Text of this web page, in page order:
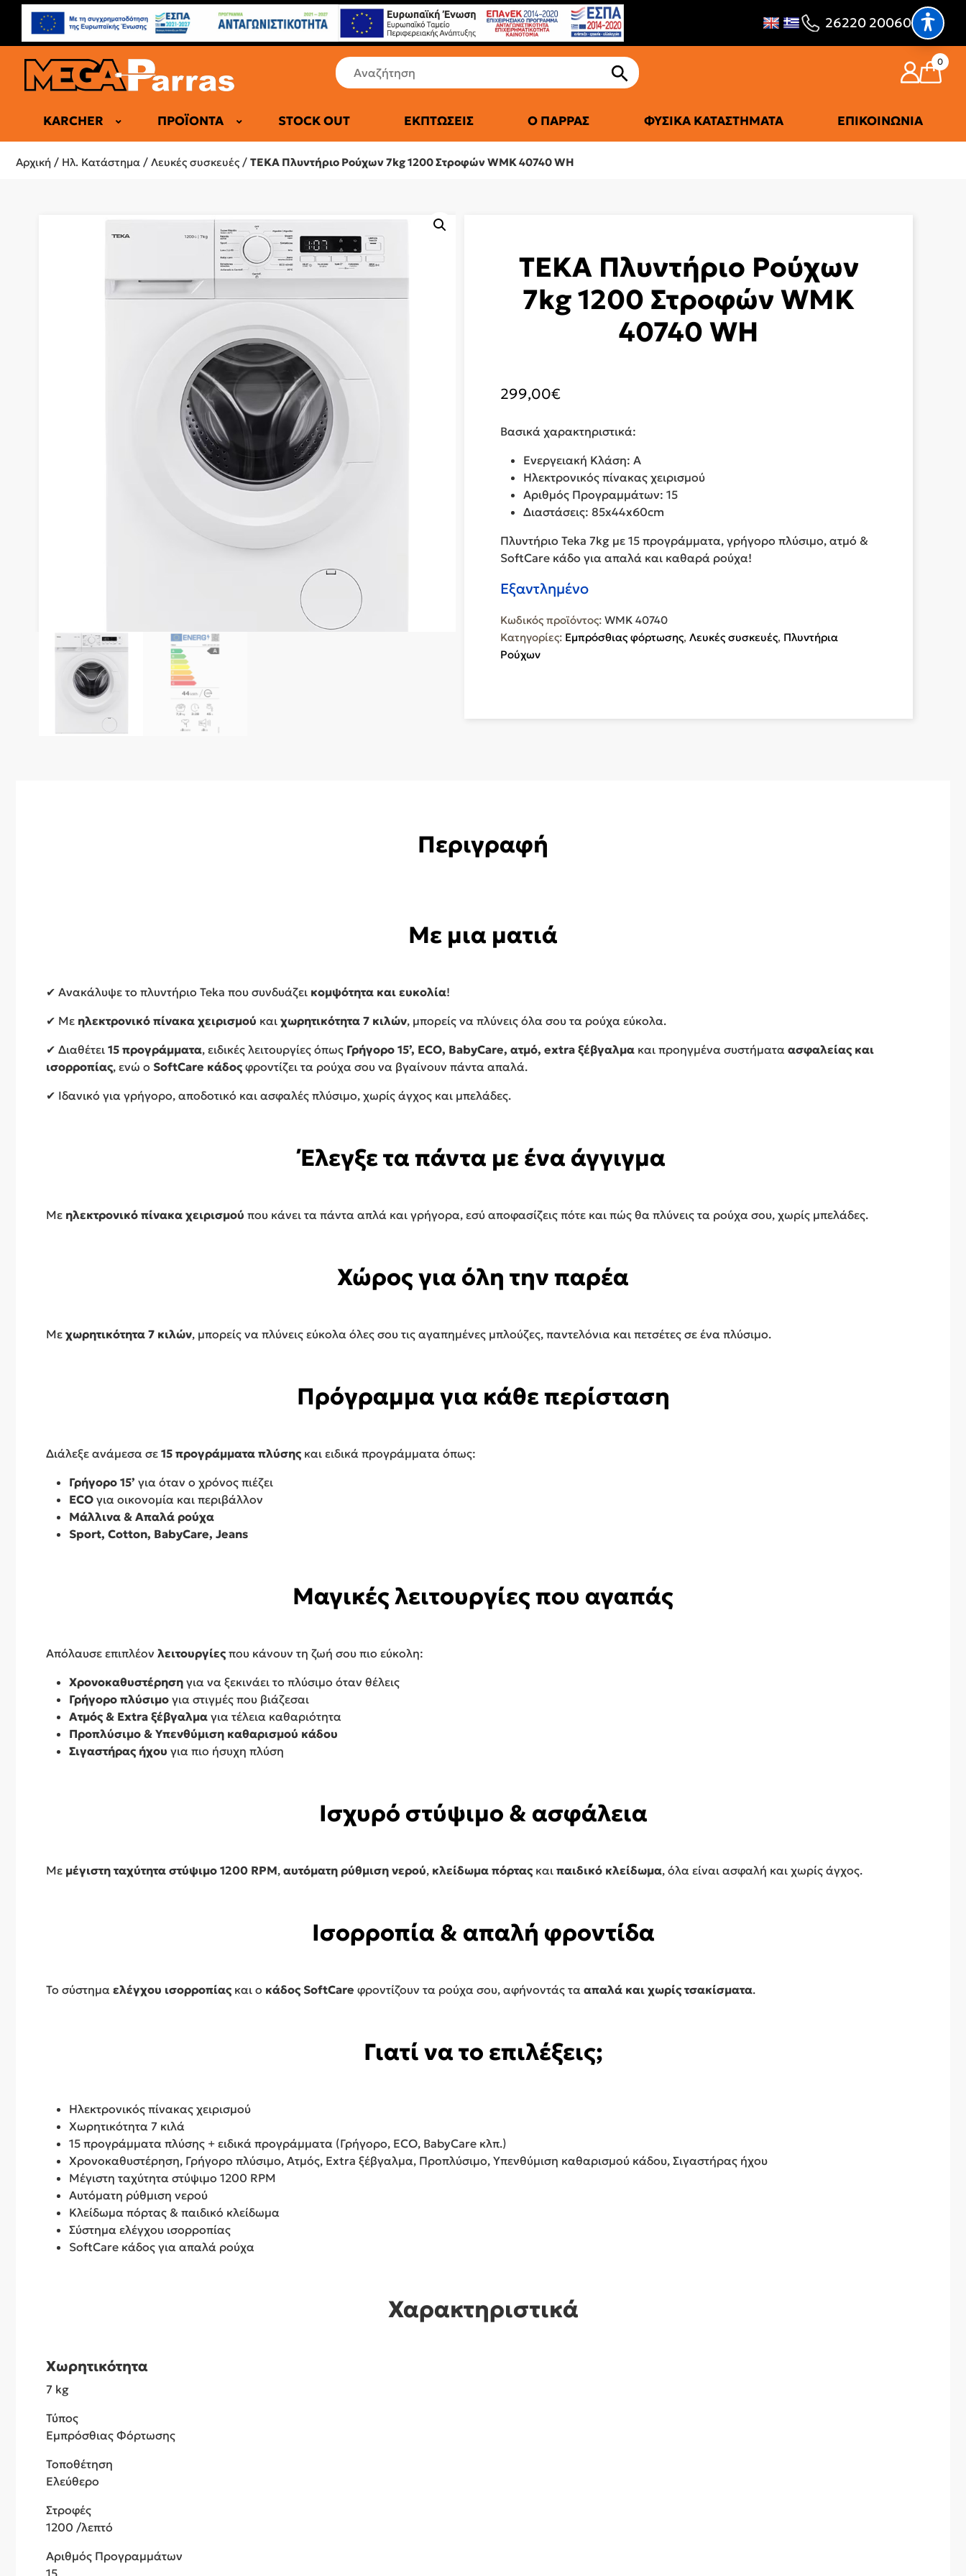
26220 20060
0
KARCHER ΠΡΟΪΌΝΤΑ
ΕΠΑΓΓΕΛΜΑΤΙΚΆ ΨΥΓΕΊΑ
STOCK OUT ΕΚΠΤΏΣΕΙΣ Ο ΠΑΡΡΆΣ ΦΥΣΙΚΆ ΚΑΤΑΣΤΉΜΑΤΑ ΕΠΙΚΟΙΝΩΝΊΑ
Αρχική / Ηλ. Κατάστημα / Λευκές συσκευές / ΤΕΚΑ Πλυντήριο Ρούχων 7kg 1200 Στροφών WMK 40740 WH
ΤΕΚΑ Πλυντήριο Ρούχων
7kg 1200 Στροφών WMK
40740 WH
299,00€
Βασικά χαρακτηριστικά:
Ενεργειακή Κλάση: A
Ηλεκτρονικός πίνακας χειρισμού
Αριθμός Προγραμμάτων: 15
Διαστάσεις: 85x44x60cm
Πλυντήριο Teka 7kg με 15 προγράμματα, γρήγορο πλύσιμο, ατμό &
SoftCare κάδο για απαλά και καθαρά ρούχα!
Εξαντλημένο
Κωδικός προϊόντος: WMK 40740
Κατηγορίες: Εμπρόσθιας φόρτωσης, Λευκές συσκευές, Πλυντήρια
Ρούχων
Περιγραφή
Με μια ματιά
✔ Ανακάλυψε το πλυντήριο Teka που συνδυάζει κομψότητα και ευκολία!
✔ Με ηλεκτρονικό πίνακα χειρισμού και χωρητικότητα 7 κιλών, μπορείς να πλύνεις όλα σου τα ρούχα εύκολα.
✔ Διαθέτει 15 προγράμματα, ειδικές λειτουργίες όπως Γρήγορο 15’, ECO, BabyCare, ατμό, extra ξέβγαλμα και προηγμένα συστήματα ασφαλείας και
ισορροπίας, ενώ ο SoftCare κάδος φροντίζει τα ρούχα σου να βγαίνουν πάντα απαλά.
✔ Ιδανικό για γρήγορο, αποδοτικό και ασφαλές πλύσιμο, χωρίς άγχος και μπελάδες.
Έλεγξε τα πάντα με ένα άγγιγμα
Με ηλεκτρονικό πίνακα χειρισμού που κάνει τα πάντα απλά και γρήγορα, εσύ αποφασίζεις πότε και πώς θα πλύνεις τα ρούχα σου, χωρίς μπελάδες.
Χώρος για όλη την παρέα
Με χωρητικότητα 7 κιλών, μπορείς να πλύνεις εύκολα όλες σου τις αγαπημένες μπλούζες, παντελόνια και πετσέτες σε ένα πλύσιμο.
Πρόγραμμα για κάθε περίσταση
Διάλεξε ανάμεσα σε 15 προγράμματα πλύσης και ειδικά προγράμματα όπως:
Γρήγορο 15’ για όταν ο χρόνος πιέζει
ECO για οικονομία και περιβάλλον
Μάλλινα & Απαλά ρούχα
Sport, Cotton, BabyCare, Jeans
Μαγικές λειτουργίες που αγαπάς
Απόλαυσε επιπλέον λειτουργίες που κάνουν τη ζωή σου πιο εύκολη:
Χρονοκαθυστέρηση για να ξεκινάει το πλύσιμο όταν θέλεις
Γρήγορο πλύσιμο για στιγμές που βιάζεσαι
Ατμός & Extra ξέβγαλμα για τέλεια καθαριότητα
Προπλύσιμο & Υπενθύμιση καθαρισμού κάδου
Σιγαστήρας ήχου για πιο ήσυχη πλύση
Ισχυρό στύψιμο & ασφάλεια
Με μέγιστη ταχύτητα στύψιμο 1200 RPM, αυτόματη ρύθμιση νερού, κλείδωμα πόρτας και παιδικό κλείδωμα, όλα είναι ασφαλή και χωρίς άγχος.
Ισορροπία & απαλή φροντίδα
Το σύστημα ελέγχου ισορροπίας και ο κάδος SoftCare φροντίζουν τα ρούχα σου, αφήνοντάς τα απαλά και χωρίς τσακίσματα.
Γιατί να το επιλέξεις;
Ηλεκτρονικός πίνακας χειρισμού
Χωρητικότητα 7 κιλά
15 προγράμματα πλύσης + ειδικά προγράμματα (Γρήγορο, ECO, BabyCare κλπ.)
Χρονοκαθυστέρηση, Γρήγορο πλύσιμο, Ατμός, Extra ξέβγαλμα, Προπλύσιμο, Υπενθύμιση καθαρισμού κάδου, Σιγαστήρας ήχου
Μέγιστη ταχύτητα στύψιμο 1200 RPM
Αυτόματη ρύθμιση νερού
Κλείδωμα πόρτας & παιδικό κλείδωμα
Σύστημα ελέγχου ισορροπίας
SoftCare κάδος για απαλά ρούχα
Χαρακτηριστικά
Χωρητικότητα
7 kg
Τύπος
Εμπρόσθιας Φόρτωσης
Τοποθέτηση
Ελεύθερο
Στροφές
1200 /λεπτό
Αριθμός Προγραμμάτων
15